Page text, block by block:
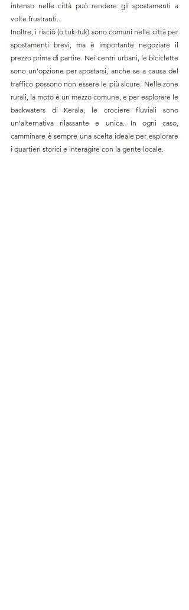
intenso nelle città può rendere gli spostamenti a
volte frustranti.
Inoltre, i risciò (o tuk-tuk) sono comuni nelle città per
spostamenti brevi, ma è importante negoziare il
prezzo prima di partire. Nei centri urbani, le biciclette
sono un’opzione per spostarsi, anche se a causa del
traffico possono non essere le più sicure. Nelle zone
rurali, la moto è un mezzo comune, e per esplorare le
backwaters di Kerala, le crociere fluviali sono
un’alternativa rilassante e unica. In ogni caso,
camminare è sempre una scelta ideale per esplorare
i quartieri storici e interagire con la gente locale.